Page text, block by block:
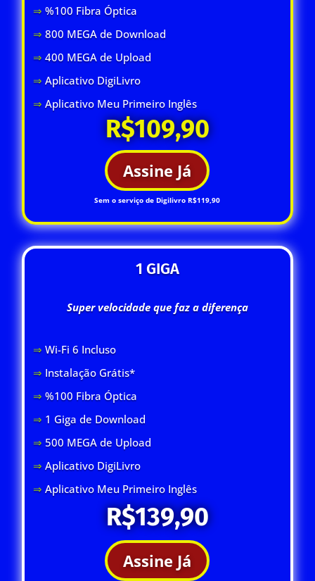
⇒ %100 Fibra Óptica
⇒ 800 MEGA de Download
⇒400 MEGA de Upload
⇒Aplicativo DigiLivro
⇒Aplicativo Meu Primeiro Inglês
R$109,90
Assine Já
Sem o serviço de Digilivro R$119,90
1 GIGA
Super velocidade que faz a diferença
⇒ Wi-Fi 6 Incluso
⇒ Instalação Grátis*
⇒ %100 Fibra Óptica
⇒ 1 Giga de Download
⇒ 500 MEGA de Upload
⇒Aplicativo DigiLivro
⇒Aplicativo Meu Primeiro Inglês
R$139,90
Assine Já